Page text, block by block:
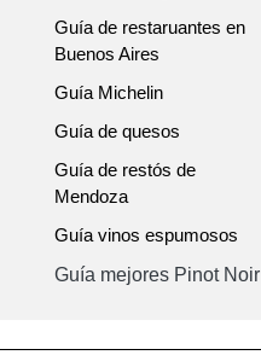
Guía de restaruantes en
Buenos Aires
Guía Michelin
Guía de quesos
Guía de restós de
Mendoza
Guía vinos espumosos
Guía mejores Pinot Noir